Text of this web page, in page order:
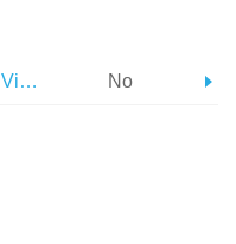
No